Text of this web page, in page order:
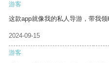
游客
这款app就像我的私人导游，带我领
2024-09-15
游客